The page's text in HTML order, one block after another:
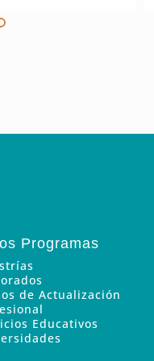
Programas
de Actualización
Educativos